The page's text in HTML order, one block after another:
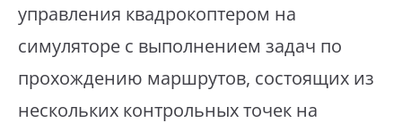
управления квадрокоптером на
симуляторе с выполнением задач по
прохождению маршрутов, состоящих из
нескольких контрольных точек на